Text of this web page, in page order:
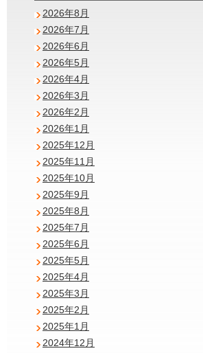
2026年8月
2026年7月
2026年6月
2026年5月
2026年4月
2026年3月
2026年2月
2026年1月
2025年12月
2025年11月
2025年10月
2025年9月
2025年8月
2025年7月
2025年6月
2025年5月
2025年4月
2025年3月
2025年2月
2025年1月
2024年12月